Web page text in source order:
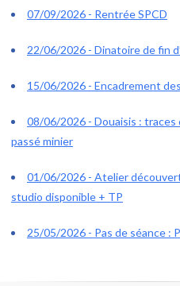
07/09/2026 - Rentrée SPCD
22/06/2026 - Dinatoire de fin
15/06/2026 - Encadrement
08/06/2026 - Douaisis : traces
passé minier
01/06/2026 - Atelier
studio disponible + TP
25/05/2026 - Pas de séance :